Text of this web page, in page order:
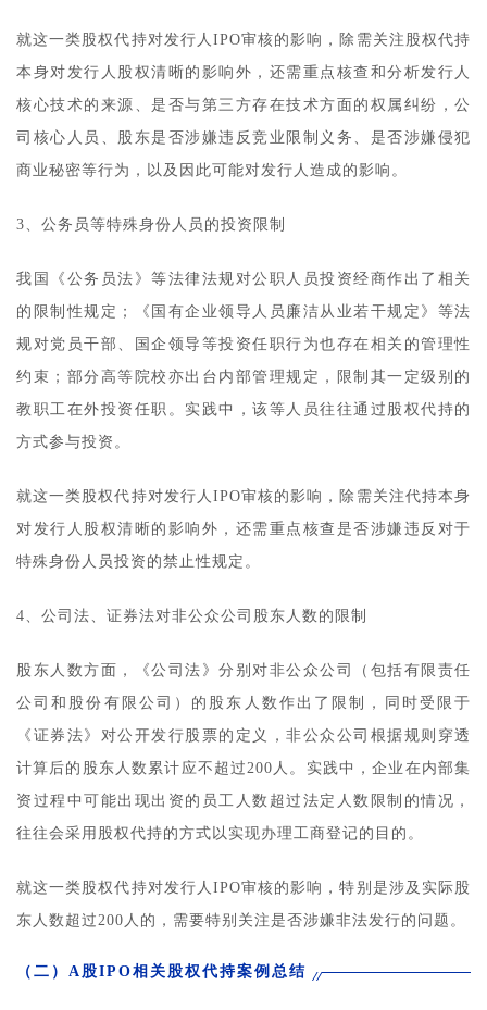
就这一类股权代持对发行人IPO审核的影响，除需关注股权代持
本身对发行人股权清晰的影响外，还需重点核查和分析发行人
核心技术的来源、是否与第三方存在技术方面的权属纠纷，公
司核心人员、股东是否涉嫌违反竞业限制义务、是否涉嫌侵犯
商业秘密等行为，以及因此可能对发行人造成的影响。
3、公务员等特殊身份人员的投资限制
我国《公务员法》等法律法规对公职人员投资经商作出了相关
的限制性规定；《国有企业领导人员廉洁从业若干规定》等法
规对党员干部、国企领导等投资任职行为也存在相关的管理性
约束；部分高等院校亦出台内部管理规定，限制其一定级别的
教职工在外投资任职。实践中，该等人员往往通过股权代持的
方式参与投资。
就这一类股权代持对发行人IPO审核的影响，除需关注代持本身
对发行人股权清晰的影响外，还需重点核查是否涉嫌违反对于
特殊身份人员投资的禁止性规定。
4、公司法、证券法对非公众公司股东人数的限制
股东人数方面，《公司法》分别对非公众公司（包括有限责任
公司和股份有限公司）的股东人数作出了限制，同时受限于
《证券法》对公开发行股票的定义，非公众公司根据规则穿透
计算后的股东人数累计应不超过200人。实践中，企业在内部集
资过程中可能出现出资的员工人数超过法定人数限制的情况，
往往会采用股权代持的方式以实现办理工商登记的目的。
就这一类股权代持对发行人IPO审核的影响，特别是涉及实际股
东人数超过200人的，需要特别关注是否涉嫌非法发行的问题。
（二）A股IPO相关股权代持案例总结